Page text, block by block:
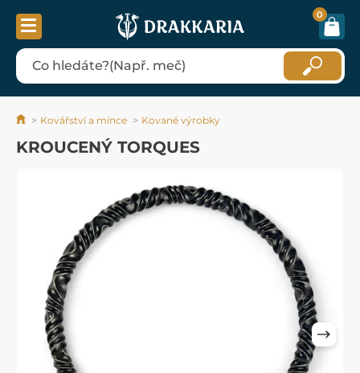
0
Kovářství a mince Kované výrobky
KROUCENÝ TORQUES